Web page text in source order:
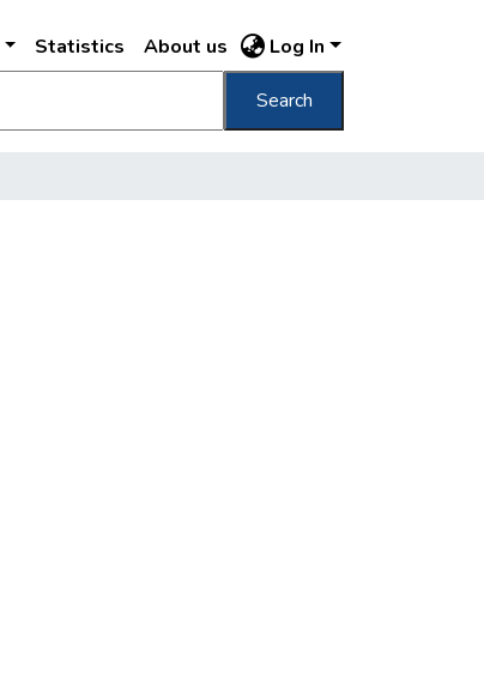
Statistics About us Log In
Search